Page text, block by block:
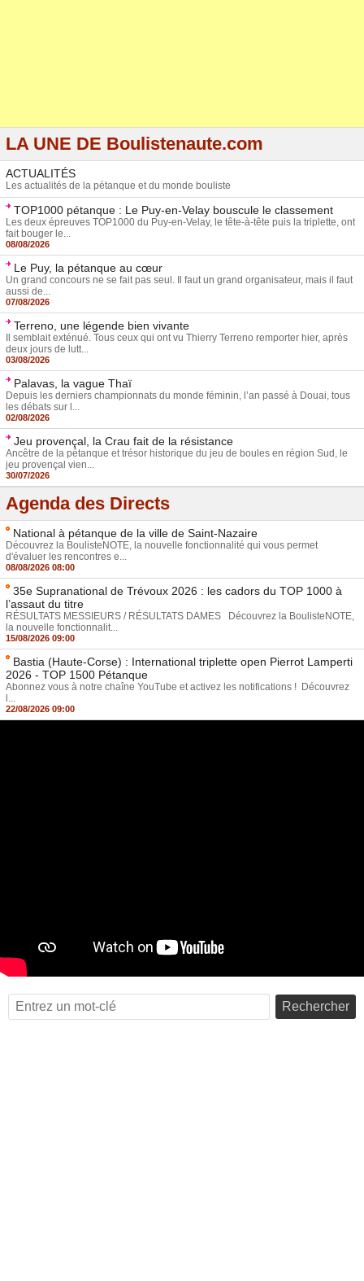
LA UNE DE Boulistenaute.com
ACTUALITÉS
Les actualités de la pétanque et du monde bouliste
TOP1000 pétanque : Le Puy-en-Velay bouscule le classement
Les deux épreuves TOP1000 du Puy-en-Velay, le tête-à-tête puis la triplette, ont
fait bouger le...
08/08/2026
Le Puy, la pétanque au cœur
Un grand concours ne se fait pas seul. Il faut un grand organisateur, mais il faut
aussi de...
07/08/2026
Terreno, une légende bien vivante
Il semblait exténué. Tous ceux qui ont vu Thierry Terreno remporter hier, après
deux jours de lutt...
03/08/2026
Palavas, la vague Thaï
Depuis les derniers championnats du monde féminin, l’an passé à Douai, tous
les débats sur l...
02/08/2026
Jeu provençal, la Crau fait de la résistance
Ancêtre de la pétanque et trésor historique du jeu de boules en région Sud, le
jeu provençal vien...
30/07/2026
Agenda des Directs
National à pétanque de la ville de Saint-Nazaire
Découvrez la BoulisteNOTE, la nouvelle fonctionnalité qui vous permet
d'évaluer les rencontres e...
08/08/2026 08:00
35e Supranational de Trévoux 2026 : les cadors du TOP 1000 à
l’assaut du titre
RÉSULTATS MESSIEURS / RÉSULTATS DAMES Découvrez la BoulisteNOTE,
la nouvelle fonctionnalit...
15/08/2026 09:00
Bastia (Haute-Corse) : International triplette open Pierrot Lamperti
2026 - TOP 1500 Pétanque
Abonnez vous à notre chaîne YouTube et activez les notifications ! Découvrez
l...
22/08/2026 09:00
Rechercher